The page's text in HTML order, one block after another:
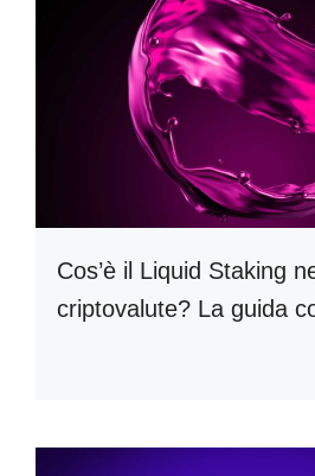
Cos’è il Liquid Staking
criptovalute? La guida